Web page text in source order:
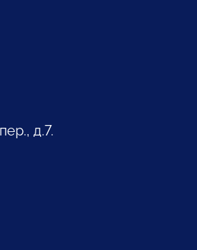
д.7.